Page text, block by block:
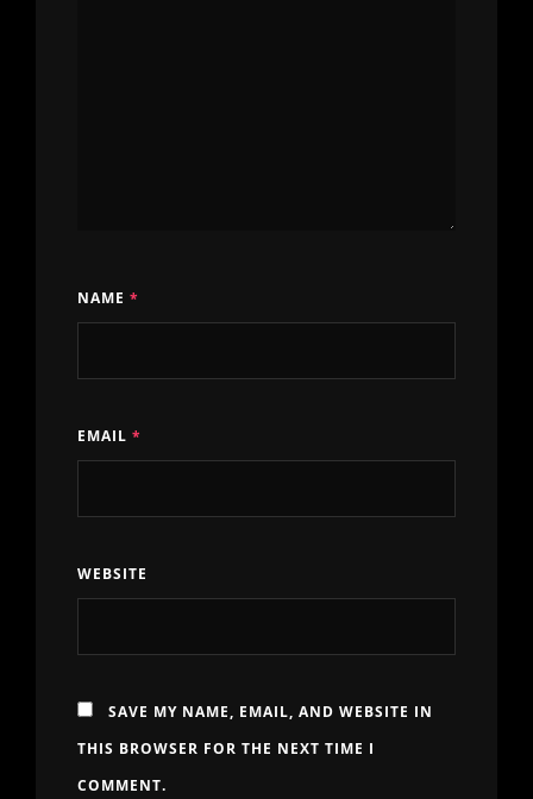
NAME *
EMAIL *
WEBSITE
SAVE MY NAME, EMAIL, AND WEBSITE IN
THIS BROWSER FOR THE NEXT TIME I
COMMENT.